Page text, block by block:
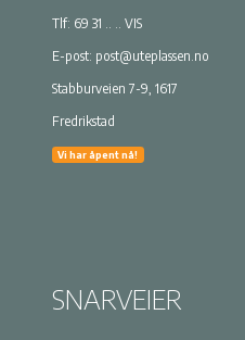
Tlf: 69 31 .. .. VIS
E-post: post@uteplassen.no
Stabburveien 7-9, 1617
Fredrikstad
Vi har åpent nå!
SNARVEIER